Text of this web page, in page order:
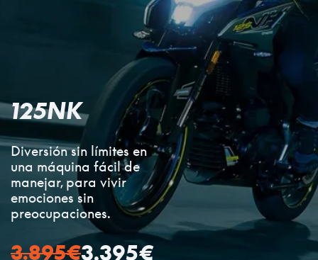
125NK
Diversión sin límites en
una máquina fácil de
manejar, para vivir
emociones sin
preocupaciones.
3.895€3.395€